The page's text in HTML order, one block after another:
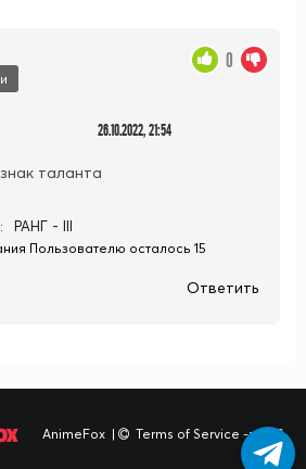
26.10.2022, 21:54
таланта
0
РАНГ - III
Пользователю осталось 15
Ответить
AnimeFox | Terms of Service -> TOS